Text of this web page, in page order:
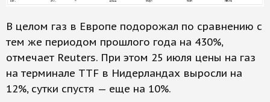
В целом газ в Европе подорожал по сравнению с
тем же периодом прошлого года на 430%,
отмечает Reuters. При этом 25 июля цены на газ
на терминале TTF в Нидерландах выросли на
12%, сутки спустя — еще на 10%.